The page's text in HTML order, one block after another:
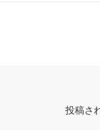
投稿さ